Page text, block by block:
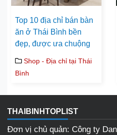
Top 10 địa chỉ bán bàn
ăn ở Thái Bình bền
đẹp, được ưa chuộng
Shop - Địa chỉ tại Thái
Bình
THAIBINHTOPLIST
Đơn vị chủ quản: Công ty